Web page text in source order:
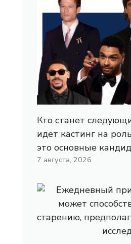
Кто станет
идет кастинг на
это основные
7 августа, 2026